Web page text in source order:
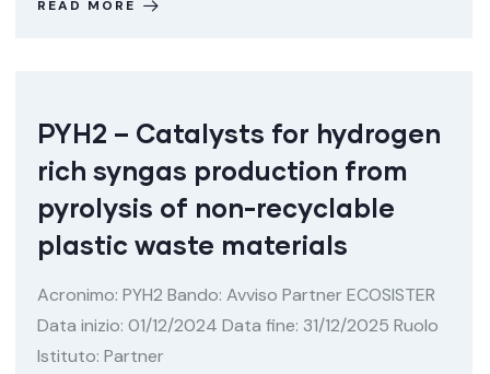
READ MORE
PYH2 – Catalysts for hydrogen
rich syngas production from
pyrolysis of non-recyclable
plastic waste materials
Acronimo: PYH2 Bando: Avviso Partner ECOSISTER
Data inizio: 01/12/2024 Data fine: 31/12/2025 Ruolo
Istituto: Partner